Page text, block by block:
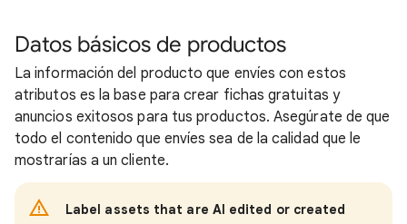
Datos básicos de productos
La información del producto que envíes con estos
atributos es la base para crear fichas gratuitas y
anuncios exitosos para tus productos. Asegúrate de que
todo el contenido que envíes sea de la calidad que le
mostrarías a un cliente.
Label assets that are AI edited or created